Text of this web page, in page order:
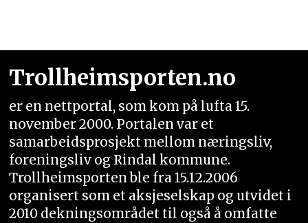
Trollheimsporten.no
er en nettportal, som kom på lufta 15.
november 2000. Portalen var et
samarbeidsprosjekt mellom næringsliv,
foreningsliv og Rindal kommune.
Trollheimsporten ble fra 15.12.2006
organisert som et aksjeselskap og utvidet i
2010 dekningsområdet til også å omfatte